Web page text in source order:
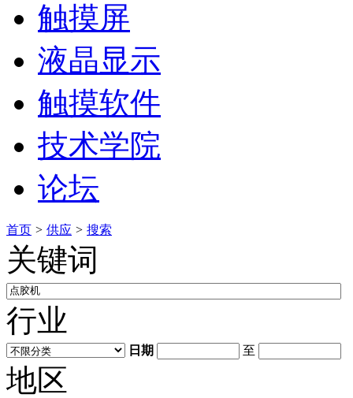
触摸屏
液晶显示
触摸软件
技术学院
论坛
首页 > 供应 > 搜索
关键词
行业
日期 至
地区